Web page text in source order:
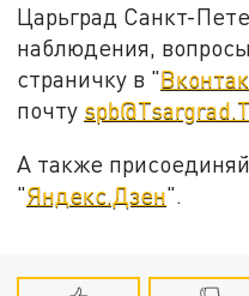
Царьград Санкт-
наблюдения,
страничку в "
почту
А также
"Яндекс.Дзен".